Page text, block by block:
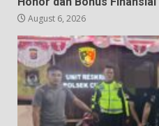
August 6, 2026